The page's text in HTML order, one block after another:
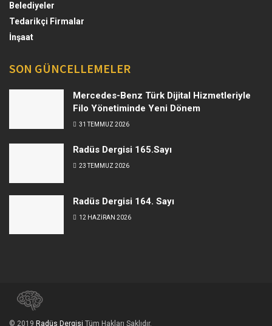
Belediyeler
Tedarikçi Firmalar
İnşaat
SON GÜNCELLEMELER
Mercedes-Benz Türk Dijital Hizmetleriyle
Filo Yönetiminde Yeni Dönem
31 TEMMUZ 2026
Radüs Dergisi 165.Sayı
23 TEMMUZ 2026
Radüs Dergisi 164. Sayı
12 HAZIRAN 2026
© 2019 Radüs Dergisi Tüm Hakları Saklıdır.